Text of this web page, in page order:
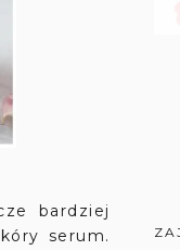
bardziej
serum.